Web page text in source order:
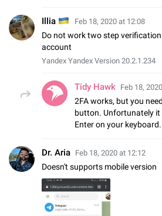
Illia Feb 18, 2020 at 12:08
Do not work two step
account
Yandex Yandex Version 20.2.1.234
Tidy Hawk Feb 18,
2FA works, but you
button. Unfortunately it
Enter on your
Dr. Aria Feb 18, 2020 at 12:12
Doesn't supports mobile version